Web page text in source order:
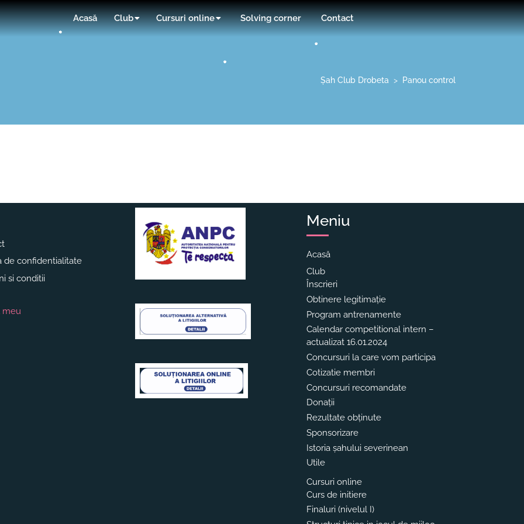
Acasă Club Cursuri online Solving corner Contact
Șah Club Drobeta > Panou control
de confidentialitate
si conditii
meu
Meniu
Acasă
Club
Înscrieri
Obtinere legitimație
Program antrenamente
Calendar competitional intern –
actualizat 16.01.2024
Concursuri la care vom participa
Cotizatie membri
Concursuri recomandate
Donații
Rezultate obținute
Sponsorizare
Istoria șahului severinean
Utile
Cursuri online
Curs de initiere
Finaluri (nivelul I)